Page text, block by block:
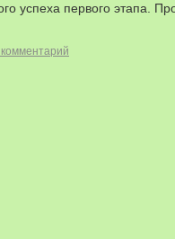
успеха первого этапа.